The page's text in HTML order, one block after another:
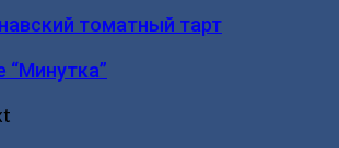
томатный тарт
“Минутка”